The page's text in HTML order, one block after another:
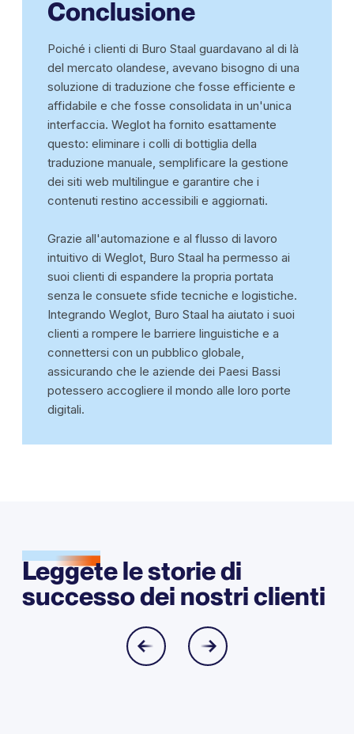
Conclusione
Poiché i clienti di Buro Staal guardavano al di là
del mercato olandese, avevano bisogno di una
soluzione di traduzione che fosse efficiente e
affidabile e che fosse consolidata in un'unica
interfaccia. Weglot ha fornito esattamente
questo: eliminare i colli di bottiglia della
traduzione manuale, semplificare la gestione
dei siti web multilingue e garantire che i
contenuti restino accessibili e aggiornati.
Grazie all'automazione e al flusso di lavoro
intuitivo di Weglot, Buro Staal ha permesso ai
suoi clienti di espandere la propria portata
senza le consuete sfide tecniche e logistiche.
Integrando Weglot, Buro Staal ha aiutato i suoi
clienti a rompere le barriere linguistiche e a
connettersi con un pubblico globale,
assicurando che le aziende dei Paesi Bassi
potessero accogliere il mondo alle loro porte
digitali.
Leggete le storie di
successo dei nostri clienti